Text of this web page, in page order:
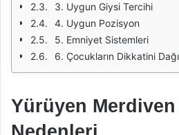
3. Uygun Giysi Tercihi
4. Uygun Pozisyon
5. Emniyet Sistemleri
6. Çocukların Dikkatini
Yürüyen Merdiven